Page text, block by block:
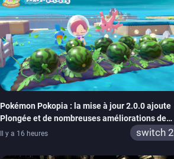
Pokémon Pokopia : la mise à jour 2.0.0 ajoute
Plongée et de nombreuses améliorations de
confort
Il y a 16 heures switch 2